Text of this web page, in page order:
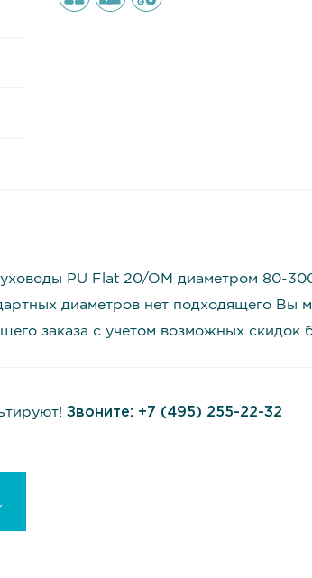
PU Flat 20/OM диаметром 80-
диаметров нет подходящего Вы
заказа с учетом возможных скидок
Звоните: +7 (495) 255-22-32